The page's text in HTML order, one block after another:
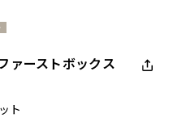
ァーストボックス
ト